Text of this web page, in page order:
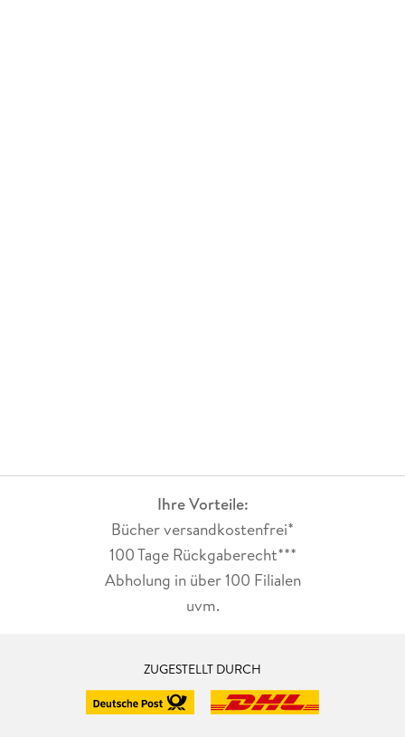
Ihre Vorteile:
Bücher versandkostenfrei*
100 Tage Rückgaberecht***
Abholung in über 100 Filialen
uvm.
ZUGESTELLT DURCH